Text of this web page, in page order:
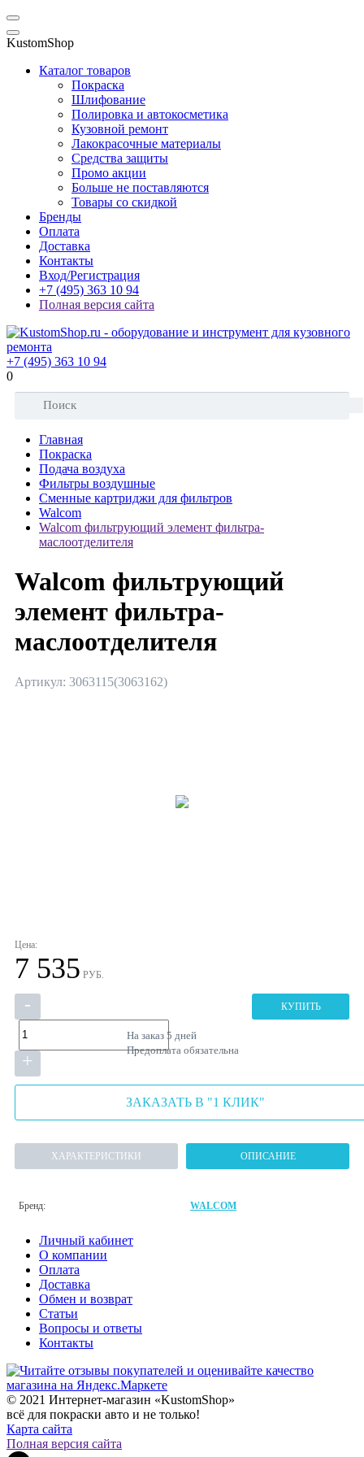
KustomShop
Каталог товаров
Покраска
Шлифование
Полировка и автокосметика
Кузовной ремонт
Лакокрасочные материалы
Средства защиты
Промо акции
Больше не поставляются
Товары со скидкой
Бренды
Оплата
Доставка
Контакты
Вход/Регистрация
+7 (495) 363 10 94
Полная версия сайта
+7 (495) 363 10 94
0
Главная
Покраска
Подача воздуха
Фильтры воздушные
Сменные картриджи для фильтров
Walcom
Walcom фильтрующий элемент фильтра-
маслоотделителя
Walcom фильтрующий
элемент фильтра-
маслоотделителя
Артикул: 3063115(3063162)
Цена:
7 535 РУБ.
-
+
КУПИТЬ
На заказ 5 дней
Предоплата обязательна
ЗАКАЗАТЬ В "1 КЛИК"
ХАРАКТЕРИСТИКИ ОПИСАНИЕ
Бренд: WALCOM
Личный кабинет
О компании
Оплата
Доставка
Обмен и возврат
Статьи
Вопросы и ответы
Контакты
© 2021 Интернет-магазин «KustomShop»
всё для покраски авто и не только!
Карта сайта
Полная версия сайта